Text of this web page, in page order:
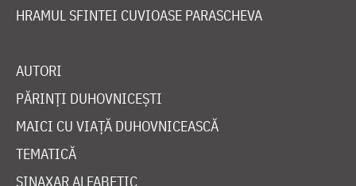
HRAMUL SFINTEI CUVIOASE PARASCHEVA
AUTORI
PĂRINȚI DUHOVNICEȘTI
MAICI CU VIAȚĂ DUHOVNICEASCĂ
TEMATICĂ
SINAXAR ALFABETIC